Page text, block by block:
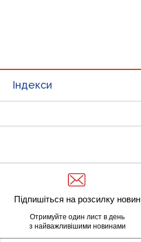
Індекси
Підпишіться на розсилку новин
Отримуйте один лист в день
з найважливішими новинами